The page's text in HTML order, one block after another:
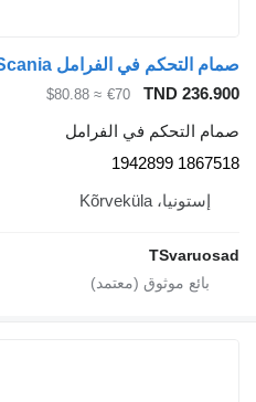
TND 236.900
€70
≈ $80.88
صمام التحكم في الفرامل
1867518 1942899
إستونيا، Kõrveküla
TSvaruosad